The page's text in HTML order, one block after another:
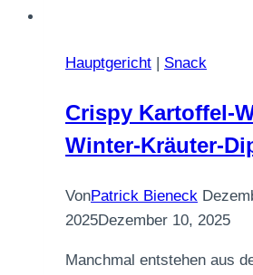
Hauptgericht Snack
Crispy Kartoffel-
Winter-Kräuter-
VonPatrick Bieneck
2025Dezember 10, 2025
Manchmal entstehen aus